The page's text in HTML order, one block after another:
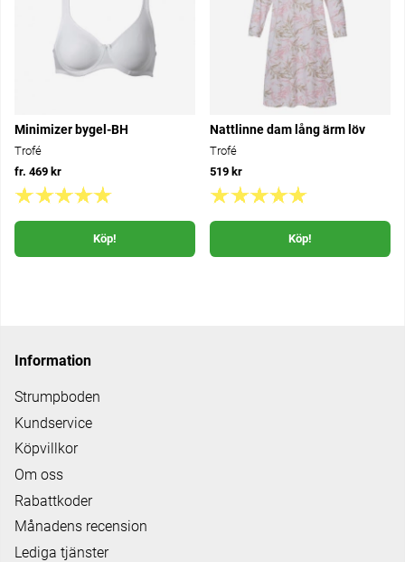
Minimizer bygel-BH
Trofé
fr. 469 kr
Köp!
Nattlinne dam lång ärm löv
Trofé
519 kr
Köp!
Information
Strumpboden
Kundservice
Köpvillkor
Om oss
Rabattkoder
Månadens recension
Lediga tjänster